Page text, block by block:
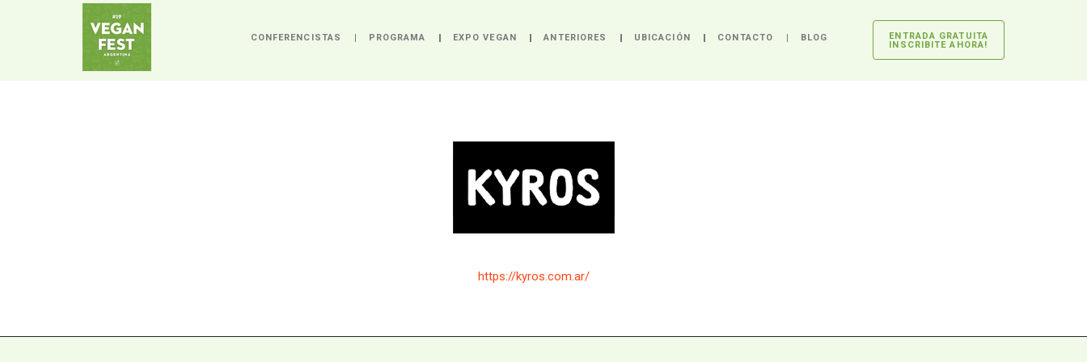
CONFERENCISTAS PROGRAMA EXPO VEGAN ANTERIORES UBICACIÓN CONTACTO BLOG
ENTRADA GRATUITA
INSCRIBITE AHORA!
https://kyros.com.ar/